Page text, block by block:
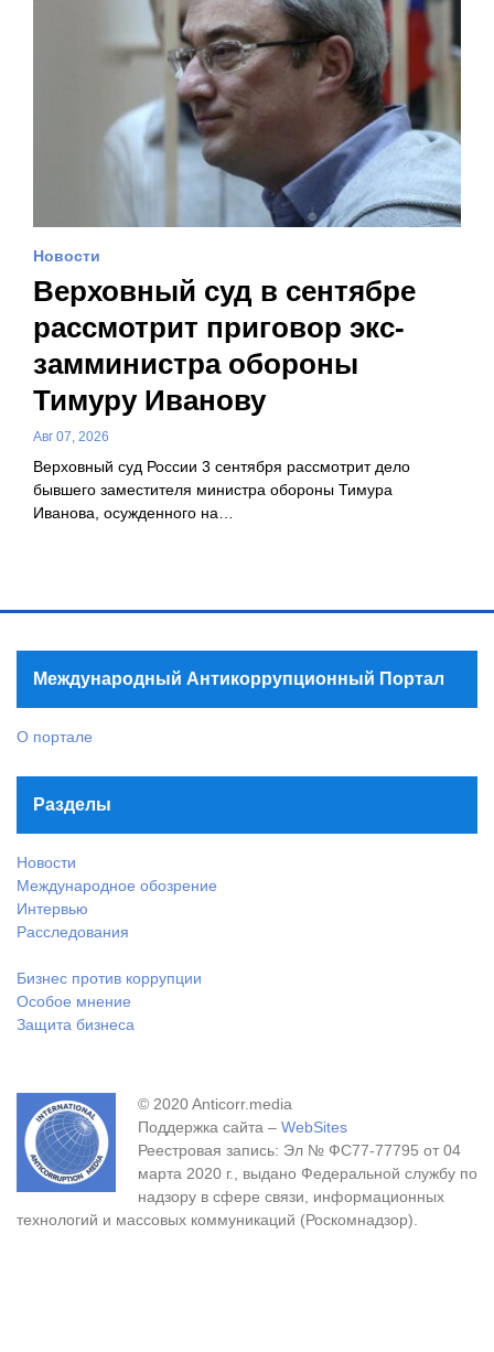
Новости
Верховный суд в сентябре
рассмотрит приговор экс-
замминистра обороны
Тимуру Иванову
Авг 07, 2026
Верховный суд России 3 сентября рассмотрит дело
бывшего заместителя министра обороны Тимура
Иванова, осужденного на…
Международный Антикоррупционный Портал
О портале
Разделы
Новости
Международное обозрение
Интервью
Расследования
Бизнес против коррупции
Особое мнение
Защита бизнеса
© 2020 Anticorr.media
Поддержка сайта – WebSites
Реестровая запись: Эл № ФС77-77795 от 04
марта 2020 г., выдано Федеральной службу по
надзору в сфере связи, информационных
технологий и массовых коммуникаций (Роскомнадзор).